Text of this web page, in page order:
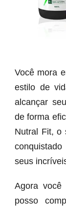
Você mora
estilo de
alcançar
de forma
Nutral Fit, o
seus
Agora você
posso